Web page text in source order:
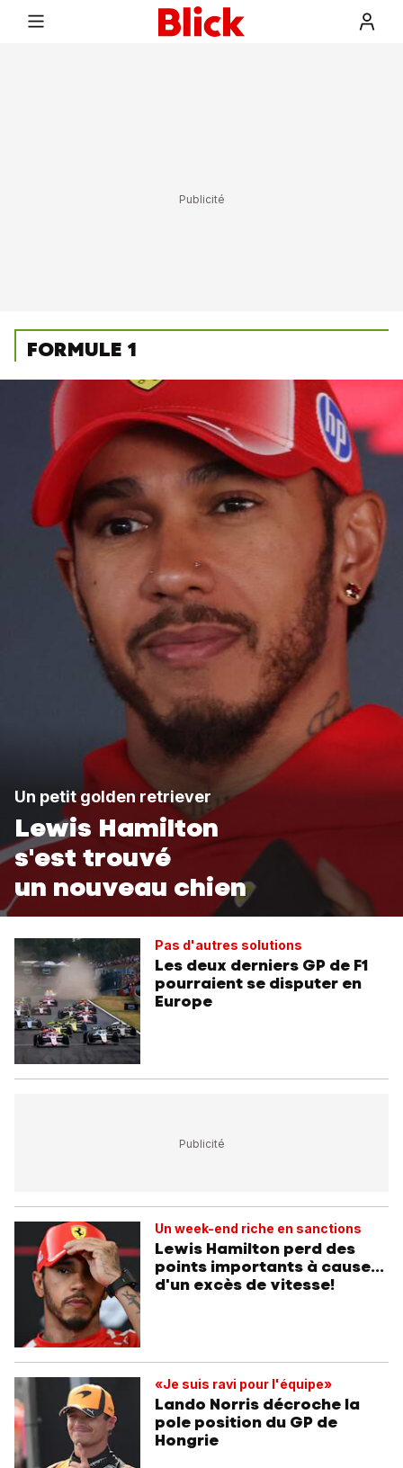
FORMULE 1
Un petit golden retriever
Lewis Hamilton
s'est trouvé
un nouveau chien
Pas d'autres solutions
Les deux derniers GP de F1
pourraient se disputer en
Europe
Un week-end riche en sanctions
Lewis Hamilton perd des
points importants à cause...
d'un excès de vitesse!
«Je suis ravi pour l'équipe»
Lando Norris décroche la
pole position du GP de
Hongrie